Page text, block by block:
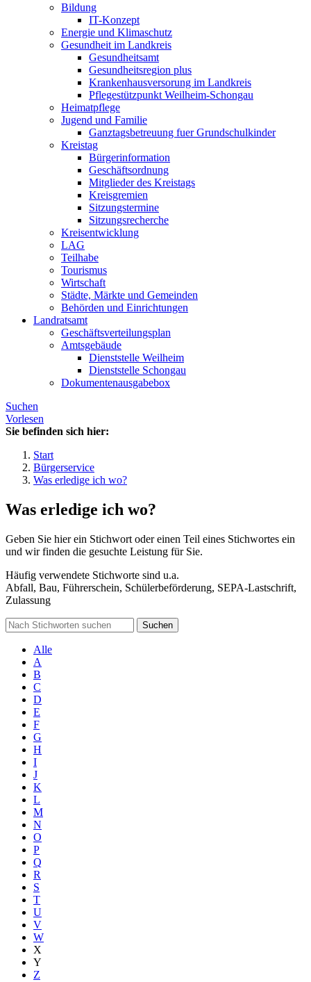
Bildung
IT-Konzept
Energie und Klimaschutz
Gesundheit im Landkreis
Gesundheitsamt
Gesundheitsregion plus
Krankenhausversorung im Landkreis
Pflegestützpunkt Weilheim-Schongau
Heimatpflege
Jugend und Familie
Ganztagsbetreuung fuer Grundschulkinder
Kreistag
Bürgerinformation
Geschäftsordnung
Mitglieder des Kreistags
Kreisgremien
Sitzungstermine
Sitzungsrecherche
Kreisentwicklung
LAG
Teilhabe
Tourismus
Wirtschaft
Städte, Märkte und Gemeinden
Behörden und Einrichtungen
Landratsamt
Geschäftsverteilungsplan
Amtsgebäude
Dienststelle Weilheim
Dienststelle Schongau
Dokumentenausgabebox
Suchen
Vorlesen
Sie befinden sich hier:
Start
Bürgerservice
Was erledige ich wo?
Was erledige ich wo?
Geben Sie hier ein Stichwort oder einen Teil eines Stichwortes ein
und wir finden die gesuchte Leistung für Sie.
Häufig verwendete Stichworte sind u.a.
Abfall, Bau, Führerschein, Schülerbeförderung, SEPA-Lastschrift,
Zulassung
Suchen
Alle
A
B
C
D
E
F
G
H
I
J
K
L
M
N
O
P
Q
R
S
T
U
V
W
X
Y
Z